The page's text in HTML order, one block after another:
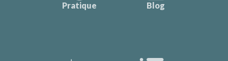
Pratique Blog